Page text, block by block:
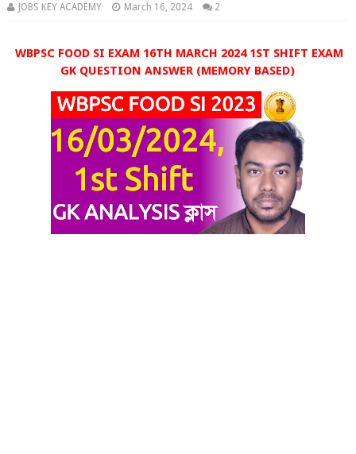
JOBS KEY ACADEMY March 16, 2024 2
WBPSC FOOD SI EXAM 16TH MARCH 2024 1ST SHIFT EXAM
GK QUESTION ANSWER (MEMORY BASED)